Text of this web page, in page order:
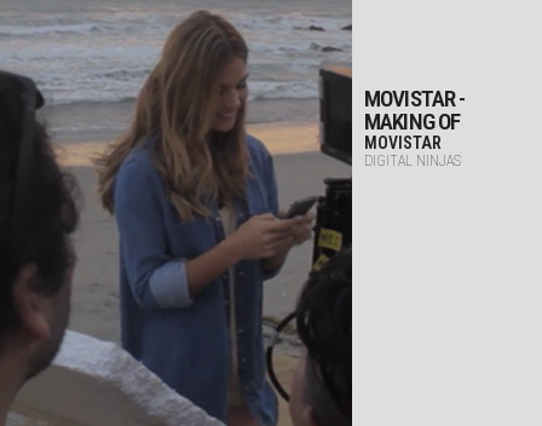
MOVISTAR -
MAKING OF
MOVISTAR
DIGITAL NINJAS